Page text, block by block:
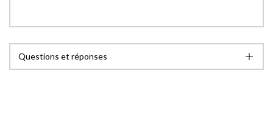
Questions et réponses